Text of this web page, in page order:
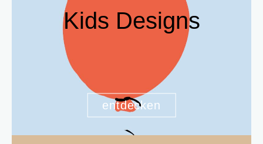
Kids Designs
entdecken